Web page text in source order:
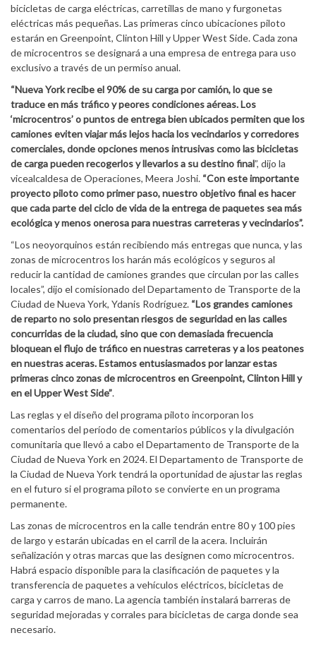
bicicletas de carga eléctricas, carretillas de mano y furgonetas
eléctricas más pequeñas. Las primeras cinco ubicaciones piloto
estarán en Greenpoint, Clinton Hill y Upper West Side. Cada zona
de microcentros se designará a una empresa de entrega para uso
exclusivo a través de un permiso anual.
“Nueva York recibe el 90% de su carga por camión, lo que se
traduce en más tráfico y peores condiciones aéreas. Los
‘microcentros’ o puntos de entrega bien ubicados permiten que los
camiones eviten viajar más lejos hacia los vecindarios y corredores
comerciales, donde opciones menos intrusivas como las bicicletas
de carga pueden recogerlos y llevarlos a su destino final”, dijo la
vicealcaldesa de Operaciones, Meera Joshi. “Con este importante
proyecto piloto como primer paso, nuestro objetivo final es hacer
que cada parte del ciclo de vida de la entrega de paquetes sea más
ecológica y menos onerosa para nuestras carreteras y vecindarios”.
“Los neoyorquinos están recibiendo más entregas que nunca, y las
zonas de microcentros los harán más ecológicos y seguros al
reducir la cantidad de camiones grandes que circulan por las calles
locales”, dijo el comisionado del Departamento de Transporte de la
Ciudad de Nueva York, Ydanis Rodríguez. “Los grandes camiones
de reparto no solo presentan riesgos de seguridad en las calles
concurridas de la ciudad, sino que con demasiada frecuencia
bloquean el flujo de tráfico en nuestras carreteras y a los peatones
en nuestras aceras. Estamos entusiasmados por lanzar estas
primeras cinco zonas de microcentros en Greenpoint, Clinton Hill y
en el Upper West Side”.
Las reglas y el diseño del programa piloto incorporan los
comentarios del período de comentarios públicos y la divulgación
comunitaria que llevó a cabo el Departamento de Transporte de la
Ciudad de Nueva York en 2024. El Departamento de Transporte de
la Ciudad de Nueva York tendrá la oportunidad de ajustar las reglas
en el futuro si el programa piloto se convierte en un programa
permanente.
Las zonas de microcentros en la calle tendrán entre 80 y 100 pies
de largo y estarán ubicadas en el carril de la acera. Incluirán
señalización y otras marcas que las designen como microcentros.
Habrá espacio disponible para la clasificación de paquetes y la
transferencia de paquetes a vehículos eléctricos, bicicletas de
carga y carros de mano. La agencia también instalará barreras de
seguridad mejoradas y corrales para bicicletas de carga donde sea
necesario.